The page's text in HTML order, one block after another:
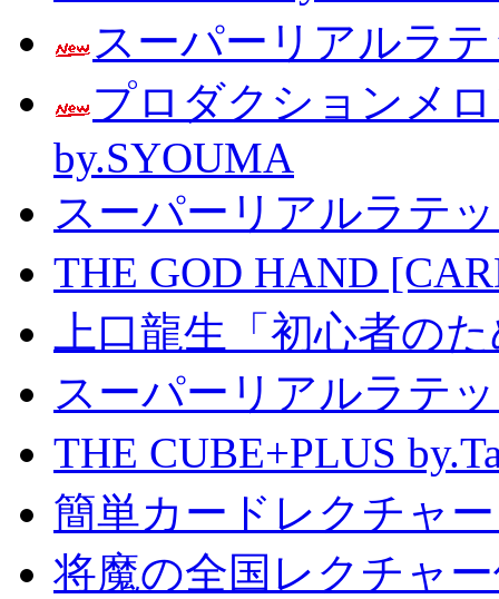
スーパーリアルラ
プロダクションメ
by.SYOUMA
スーパーリアルラテ
THE GOD HAND
上口龍生「初心者の
スーパーリアルラテ
THE CUBE+PLUS
簡単カードレクチャ
将魔の全国レクチャ